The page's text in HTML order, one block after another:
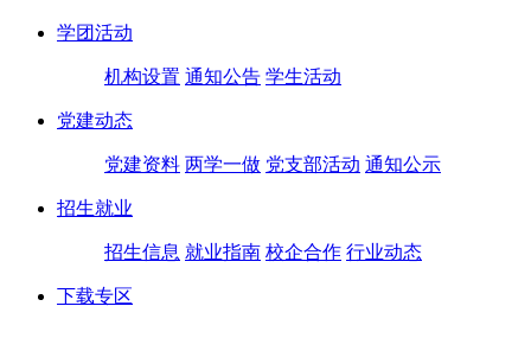
学团活动
机构设置 通知公告 学生活动
党建动态
党建资料 两学一做 党支部活动 通知公示
招生就业
招生信息 就业指南 校企合作 行业动态
下载专区